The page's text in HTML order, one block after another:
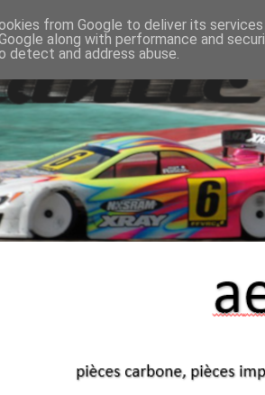
from Google to deliver its
along with performance and
detect and address abuse.